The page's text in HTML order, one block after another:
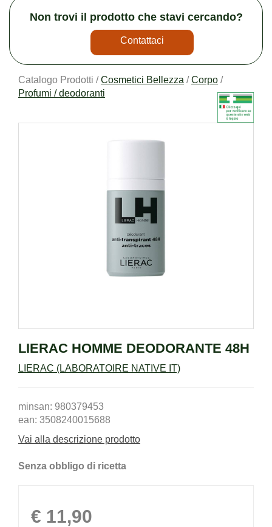
Non trovi il prodotto che stavi cercando?
Contattaci
Catalogo Prodotti /Cosmetici Bellezza /Corpo /
Profumi / deodoranti
LIERAC HOMME DEODORANTE 48H
LIERAC (LABORATOIRE NATIVE IT)
minsan: 980379453
ean: 3508240015688
Vai alla descrizione prodotto
Senza obbligo di ricetta
Prezzo
€ 11,90